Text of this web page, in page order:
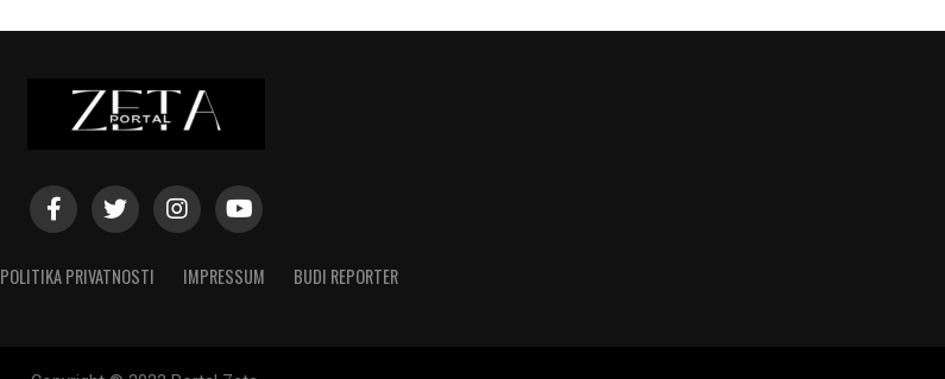
POLITIKA PRIVATNOSTI IMPRESSUM BUDI REPORTER